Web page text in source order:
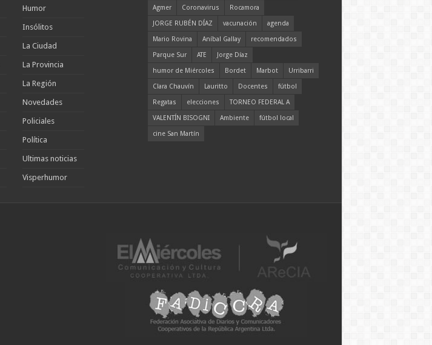
Humor
Insólitos
La Ciudad
La Provincia
La Región
Novedades
Policiales
Política
Ultimas noticias
Visperhumor
Agmer
Coronavirus
Rocamora
JORGE RUBÉN DÍAZ
vacunación
agenda
Mario Rovina
Aníbal Gallay
recomendados
Parque Sur
ATE
Jorge Díaz
humor de Miércoles
Bordet Marbot
Urribarri
Clara Chauvín
Lauritto Docentes
fútbol
Regatas
elecciones
TORNEO FEDERAL A
VALENTÍN BISOGNI
Ambiente
fútbol local
cine San Martín